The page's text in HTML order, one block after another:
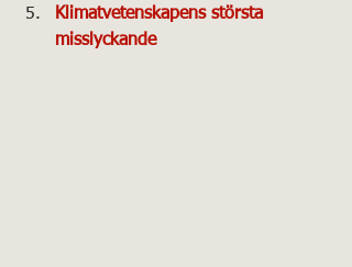
Klimatvetenskapens största
misslyckande